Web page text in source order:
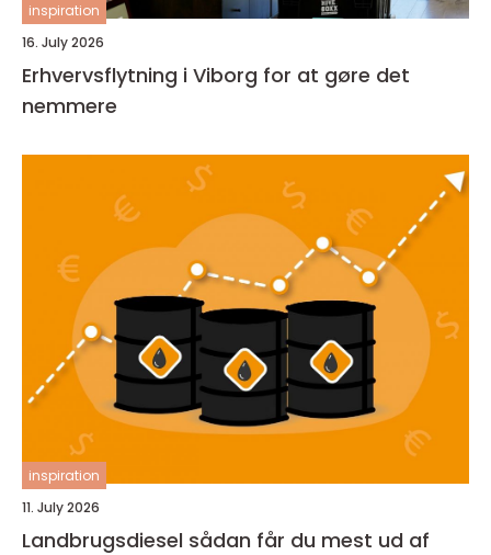
inspiration
16. July 2026
Erhvervsflytning i Viborg for at gøre det
nemmere
inspiration
11. July 2026
Landbrugsdiesel sådan får du mest ud af